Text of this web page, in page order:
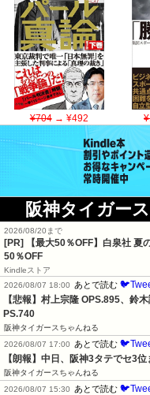
¥704→ ¥492
阪神タイガー
2026/08/20まで
[PR]
【最大50％OFF】白泉社
50％OFF
Kindleストア
2026/08/07 18:00
あとで読む
【悲報】村上宗隆 OPS.895、鈴
PS.740
阪神タイガースちゃんねる
2026/08/07 17:00
あとで読む
【朗報】中日、阪神3タテでセ3
阪神タイガースちゃんねる
2026/08/07 15:30
あとで読む